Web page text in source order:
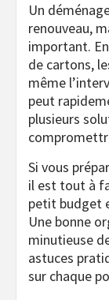
Un
renouveau,
important.
de cartons,
même
peut
plusieurs
Si vous
il est tout à
petit budget
Une bonne
minutieuse
astuces
sur chaque